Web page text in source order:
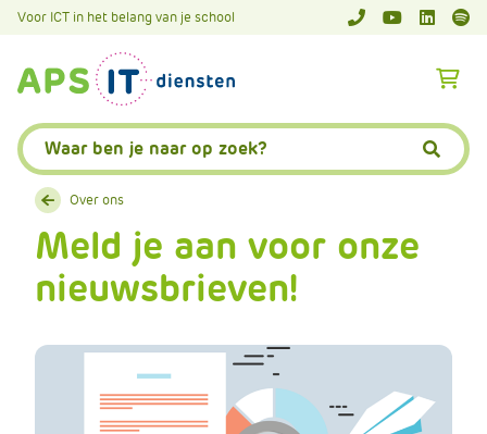
Voor ICT in het belang van je school
Zoeken:
A
s
.
F
Over ons
Meld je aan voor onze
nieuwsbrieven!